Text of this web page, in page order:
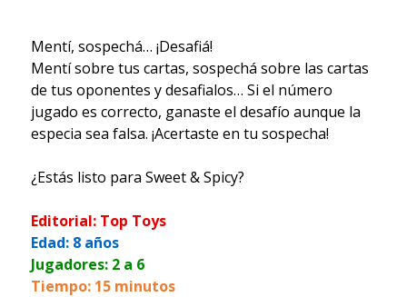
Mentí, sospechá… ¡Desafiá!
Mentí sobre tus cartas, sospechá sobre las cartas
de tus oponentes y desafialos… Si el número
jugado es correcto, ganaste el desafío aunque la
especia sea falsa. ¡Acertaste en tu sospecha!
¿Estás listo para Sweet & Spicy?
Editorial: Top Toys
Edad: 8 años
Jugadores: 2 a 6
Tiempo: 15 minutos